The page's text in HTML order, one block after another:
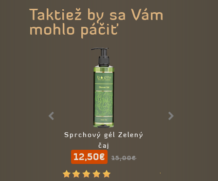
Taktiež by sa Vám
mohlo páčiť
Sprchový gél Zelený
čaj
12,50€ 15,00€